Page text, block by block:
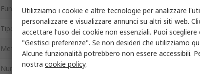
Funzione
Tipo di connessione Vite
Metodo di reset Esterno
Numero cifre
Utilizziamo i cookie e altre tecnologie per analizzare
personalizzare e visualizzare annunci su altri siti web.
accettare l'uso dei cookie non essenziali. Puoi
"Gestisci preferenze". Se non desideri che utilizziamo
Alcune funzionalità potrebbero non essere accessibili.
nostra cookie policy.